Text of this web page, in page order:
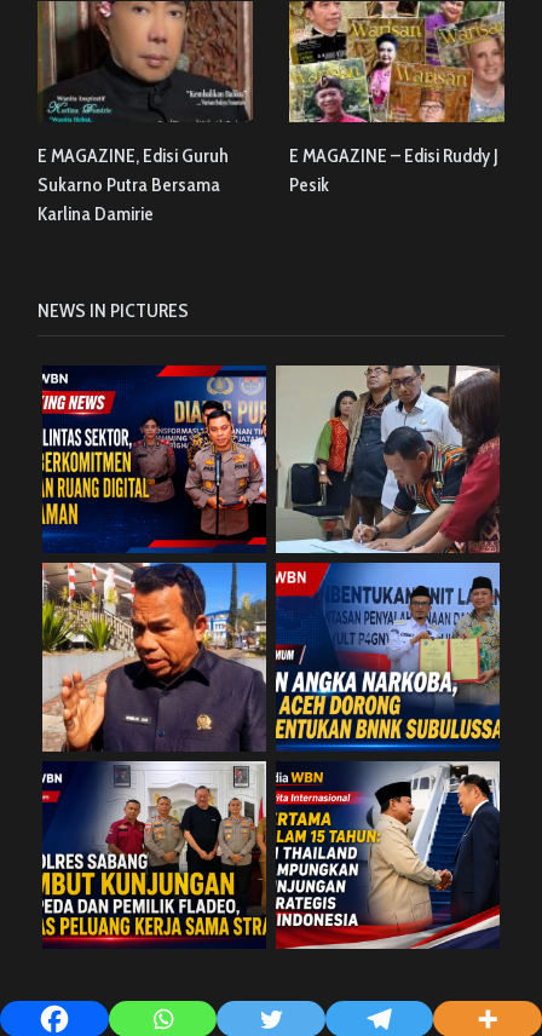
E MAGAZINE, Edisi Guruh
Sukarno Putra Bersama
Karlina Damirie
E MAGAZINE – Edisi Ruddy J
Pesik
NEWS IN PICTURES